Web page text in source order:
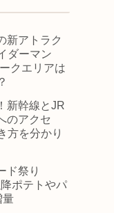
新アトラク
ダーマン
クエリアは
新幹線とJR
のアクセ
方を分かり
ド祭り
ポテトやパ
量